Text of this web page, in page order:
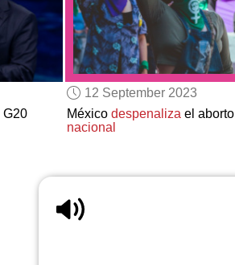
G20
12 September 2023
México despenalizael aborto
nacional